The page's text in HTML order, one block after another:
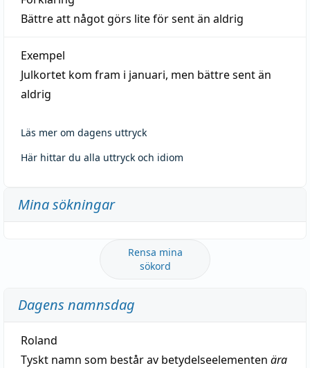
Bättre att något görs lite för sent än aldrig
Exempel
Julkortet kom fram i januari, men bättre sent än
aldrig
Läs mer om dagens uttryck
Här hittar du alla uttryck och idiom
Mina sökningar
Rensa mina
sökord
Dagens namnsdag
Roland
Tyskt namn som består av betydelseelementen ära